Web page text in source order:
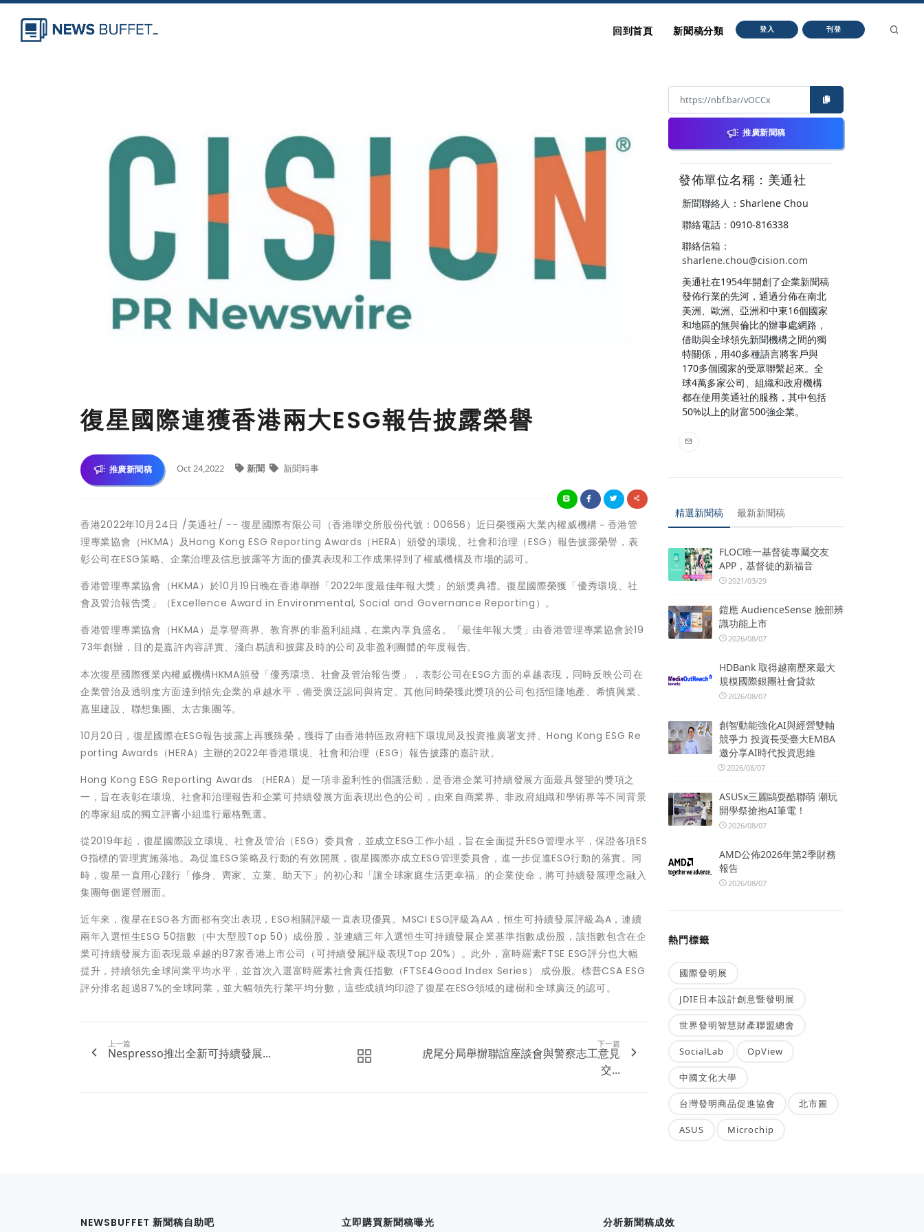
回到首頁 新聞稿分類 登入 刊登
復星國際連獲香港兩大ESG報告披露榮譽
推廣新聞稿 Oct 24,2022 新聞 新聞時事
香港2022年10月24日 /美通社/ -- 復星國際有限公司（香港聯交所股份代號：00656）近日榮獲兩大業內權威機構－香港管
理專業協會（HKMA）及Hong Kong ESG Reporting Awards（HERA）頒發的環境、社會和治理（ESG）報告披露榮譽，表
彰公司在ESG策略、企業治理及信息披露等方面的優異表現和工作成果得到了權威機構及市場的認可。
香港管理專業協會（HKMA）於10月19日晚在香港舉辦「2022年度最佳年報大獎」的頒獎典禮。復星國際榮獲「優秀環境、社
會及管治報告獎」（Excellence Award in Environmental, Social and Governance Reporting）。
香港管理專業協會（HKMA）是享譽商界、教育界的非盈利組織，在業內享負盛名。「最佳年報大獎」由香港管理專業協會於19
73年創辦，目的是嘉許內容詳實、淺白易讀和披露及時的公司及非盈利團體的年度報告。
本次復星國際獲業內權威機構HKMA頒發「優秀環境、社會及管治報告獎」，表彰公司在ESG方面的卓越表現，同時反映公司在
企業管治及透明度方面達到領先企業的卓越水平，備受廣泛認同與肯定。其他同時榮獲此獎項的公司包括恒隆地產、希慎興業、
嘉里建設、聯想集團、太古集團等。
10月20日，復星國際在ESG報告披露上再獲殊榮，獲得了由香港特區政府轄下環境局及投資推廣署支持、Hong Kong ESG Re
porting Awards（HERA）主辦的2022年香港環境、社會和治理（ESG）報告披露的嘉許狀。
Hong Kong ESG Reporting Awards （HERA）是一項非盈利性的倡議活動，是香港企業可持續發展方面最具聲望的獎項之
一，旨在表彰在環境、社會和治理報告和企業可持續發展方面表現出色的公司，由來自商業界、非政府組織和學術界等不同背景
的專家組成的獨立評審小組進行嚴格甄選。
從2019年起，復星國際設立環境、社會及管治（ESG）委員會，並成立ESG工作小組，旨在全面提升ESG管理水平，保證各項ES
G指標的管理實施落地。為促進ESG策略及行動的有效開展，復星國際亦成立ESG管理委員會，進一步促進ESG行動的落實。同
時，復星一直用心踐行「修身、齊家、立業、助天下」的初心和「讓全球家庭生活更幸福」的企業使命，將可持續發展理念融入
集團每個運營層面。
近年來，復星在ESG各方面都有突出表現，ESG相關評級一直表現優異。MSCI ESG評級為AA，恒生可持續發展評級為A，連續
兩年入選恒生ESG 50指數（中大型股Top 50）成份股，並連續三年入選恒生可持續發展企業基準指數成份股，該指數包含在企
業可持續發展方面表現最卓越的87家香港上市公司（可持續發展評級表現Top 20%）。此外，富時羅素FTSE ESG評分也大幅
提升，持續領先全球同業平均水平，並首次入選富時羅素社會責任指數（FTSE4Good Index Series） 成份股。標普CSA ESG
評分排名超過87%的全球同業，並大幅領先行業平均分數，這些成績均印證了復星在ESG領域的建樹和全球廣泛的認可。
上一篇
Nespresso推出全新可持續發展...
下一篇
虎尾分局舉辦聯誼座談會與警察志工意見
交...
推廣新聞稿
發佈單位名稱：美通社
新聞聯絡人：Sharlene Chou
聯絡電話：0910-816338
聯絡信箱：
sharlene.chou@cision.com
美通社在1954年開創了企業新聞稿
發佈行業的先河，通過分佈在南北
美洲、歐洲、亞洲和中東16個國家
和地區的無與倫比的辦事處網路，
借助與全球領先新聞機構之間的獨
特關係，用40多種語言將客戶與
170多個國家的受眾聯繫起來。全
球4萬多家公司、組織和政府機構
都在使用美通社的服務，其中包括
50%以上的財富500強企業。
精選新聞稿 最新新聞稿
FLOC唯一基督徒專屬交友
APP，基督徒的新福音
2021/03/29
鎧應 AudienceSense 臉部辨
識功能上市
2026/08/07
HDBank 取得越南歷來最大
規模國際銀團社會貸款
2026/08/07
創智動能強化AI與經營雙軸
競爭力 投資長受臺大EMBA
邀分享AI時代投資思維
2026/08/07
ASUSx三麗鷗耍酷聯萌 潮玩
開學祭搶抱AI筆電！
2026/08/07
AMD公佈2026年第2季財務
報告
2026/08/07
熱門標籤
國際發明展
JDIE日本設計創意暨發明展
世界發明智慧財產聯盟總會
SocialLab OpView
中國文化大學
台灣發明商品促進協會 北市圖
ASUS Microchip
NEWSBUFFET 新聞稿自助吧 立即購買新聞稿曝光 分析新聞稿成效